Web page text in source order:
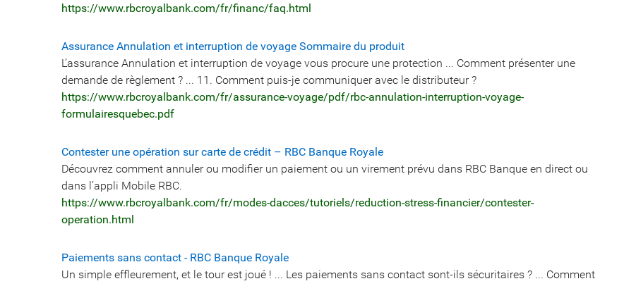
https://www.rbcroyalbank.com/fr/financ/faq.html
Assurance Annulation et interruption de voyage Sommaire du produit
L’assurance Annulation et interruption de voyage vous procure une protection ... Comment présenter une
demande de règlement ? ... 11. Comment puis-je communiquer avec le distributeur ?
https://www.rbcroyalbank.com/fr/assurance-voyage/pdf/rbc-annulation-interruption-voyage-
formulairesquebec.pdf
Contester une opération sur carte de crédit – RBC Banque Royale
Découvrez comment annuler ou modifier un paiement ou un virement prévu dans RBC Banque en direct ou
dans l’appli Mobile RBC.
https://www.rbcroyalbank.com/fr/modes-dacces/tutoriels/reduction-stress-financier/contester-
operation.html
Paiements sans contact - RBC Banque Royale
Un simple effleurement, et le tour est joué ! ... Les paiements sans contact sont-ils sécuritaires ? ... Comment